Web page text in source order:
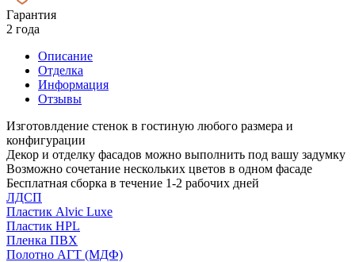
Гарантия
2 года
Описание
Отделка
Информация
Отзывы
Изготовлдение стенок в гостиную любого размера и
конфигурации
Декор и отделку фасадов можно выполнить под вашу задумку
Возможно сочетание нескольких цветов в одном фасаде
Бесплатная сборка в течение 1-2 рабочих дней
ЛДСП
Пластик Alvic Luxe
Пластик HPL
Пленка ПВХ
Полотно АГТ (МДФ)